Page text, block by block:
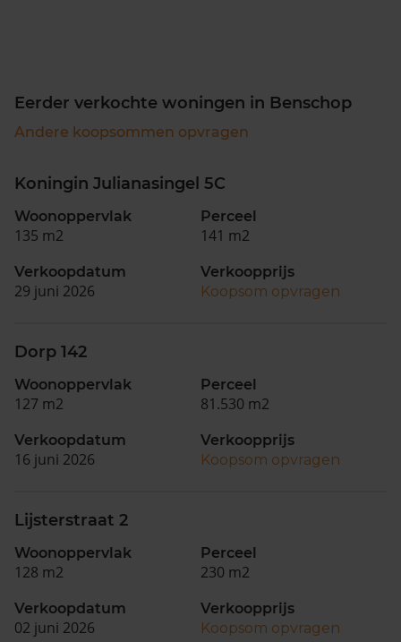
Eerder verkochte woningen in Benschop
Andere koopsommen opvragen
Koningin Julianasingel 5C
Woonoppervlak
135 m2
Perceel
141 m2
Verkoopdatum
29 juni 2026
Verkoopprijs
Koopsom opvragen
Dorp 142
Woonoppervlak
127 m2
Perceel
81.530 m2
Verkoopdatum
16 juni 2026
Verkoopprijs
Koopsom opvragen
Lijsterstraat 2
Woonoppervlak
128 m2
Perceel
230 m2
Verkoopdatum
02 juni 2026
Verkoopprijs
Koopsom opvragen